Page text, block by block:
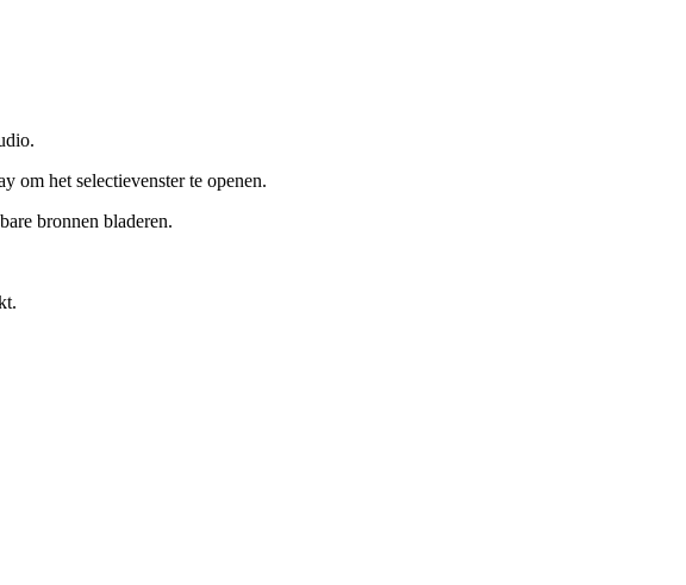
om het selectievenster te openen.
bronnen bladeren.